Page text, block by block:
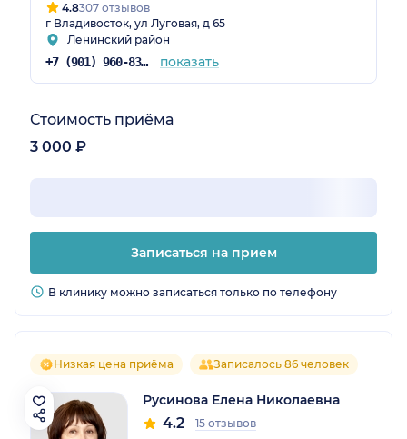
4.8307 отзывов
г Владивосток, ул Луговая, д 65
Ленинский район
+7 (901) 960-83-48 показать
Стоимость приёма
3 000 ₽
Записаться на прием
В клинику можно записаться только по телефону
Низкая цена приёма Записалось 86 человек
Русинова Елена Николаевна
4.2 15 отзывов